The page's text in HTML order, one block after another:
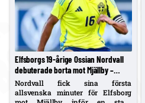
Elfsborgs 19-årige Ossian Nordvall
debuterade borta mot Mjällby –
inhopp i 84:e minuten
Nordvall fick sina första
allsvenska minuter för Elfsborg